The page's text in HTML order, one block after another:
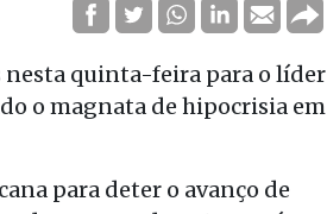
nesta quinta-feira para o líder
o magnata de hipocrisia em
para deter o avanço de